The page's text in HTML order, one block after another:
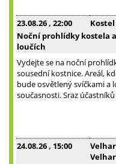
23.08.26 , 22:00
Noční prohlídky kostela
loučích
Vydejte se na noční
sousední kostnice. Areál,
bude osvětlený svíčkami a
současnosti. Sraz
24.08.26 , 15:00